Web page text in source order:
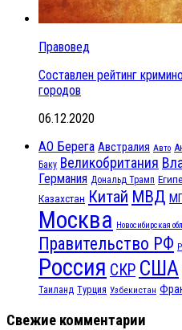
Правовед
Составлен рейтинг
городов
06.12.2020
АО Берега Австралия Авто
Баку Великобритания
Германия Дональд Трамп
Казахстан Китай МВД
Москва Новосибирская
Правительство РФ
Россия СКР США
Таиланд Турция Узбекистан
Свежие комментарии